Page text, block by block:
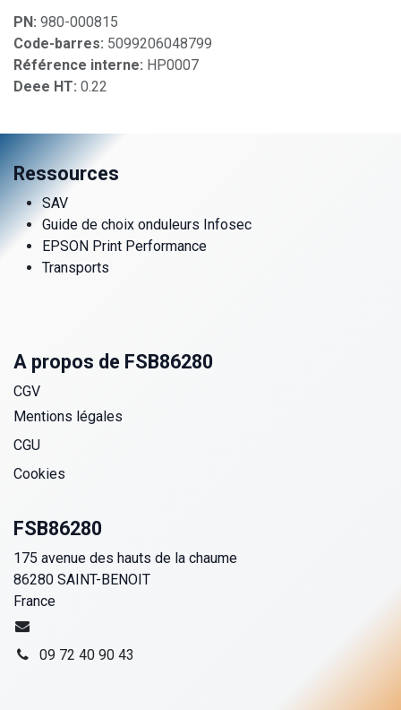
PN: 980-000815
Code-barres: 5099206048799
Référence interne: HP0007
Deee HT: 0.22
Ressources
SAV
Guide de choix onduleurs Infosec
EPSON Print Performance
Transports
A propos de FSB86280
CGV
Mentions légales
CGU
Cookies
FSB86280
175 avenue des hauts de la chaume
86280 SAINT-BENOIT
France
09 72 40 90 43